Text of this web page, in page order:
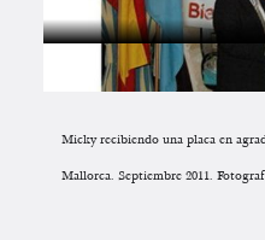
Micky recibiendo una placa en
Mallorca. Septiembre 2011.